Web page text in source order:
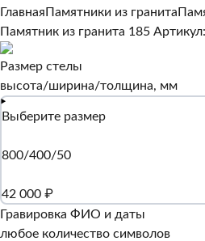
Главная Памятники из гранита
Памятник из гранита 185
Размер стелы
высота/ширина/толщина, мм
Выберите размер
800/400/50
42 000 ₽
Гравировка ФИО и даты
любое количество символов